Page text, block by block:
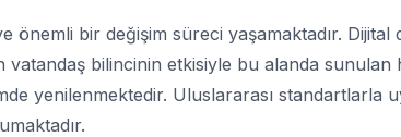
önemli bir değişim süreci yaşamaktadır.
vatandaş bilincinin etkisiyle bu alanda sunulan
yenilenmektedir. Uluslararası standartlarla